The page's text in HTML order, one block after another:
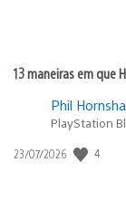
13 maneiras em que
Phil
PlayStation
Data
23/07/2026 4